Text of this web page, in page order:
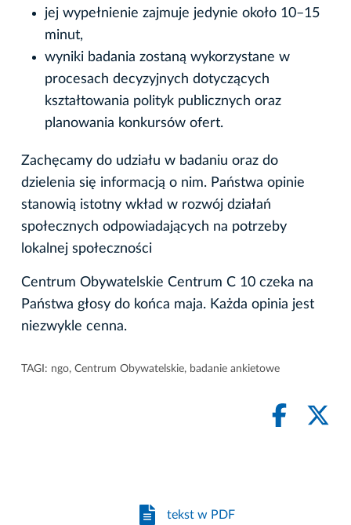
jej wypełnienie zajmuje jedynie około 10–15
minut,
wyniki badania zostaną wykorzystane w
procesach decyzyjnych dotyczących
kształtowania polityk publicznych oraz
planowania konkursów ofert.
Zachęcamy do udziału w badaniu oraz do
dzielenia się informacją o nim. Państwa opinie
stanowią istotny wkład w rozwój działań
społecznych odpowiadających na potrzeby
lokalnej społeczności
Centrum Obywatelskie Centrum C 10 czeka na
Państwa głosy do końca maja. Każda opinia jest
niezwykle cenna.
TAGI: ngo, Centrum Obywatelskie, badanie ankietowe
tekst w PDF